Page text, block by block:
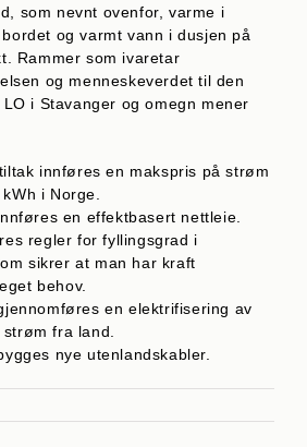
som nevnt ovenfor, varme i
og varmt vann i dusjen på
Rammer som ivaretar
og menneskeverdet til den
i Stavanger og omegn mener
innføres en makspris på strøm
i Norge.
en effektbasert nettleie.
regler for fyllingsgrad i
sikrer at man har kraft
behov.
en elektrifisering av
fra land.
nye utenlandskabler.